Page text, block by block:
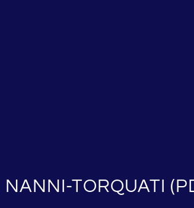
NANNI-TORQUATI